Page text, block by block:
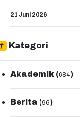
21 Juni 2026
Kategori
Akademik (684)
Berita (96)